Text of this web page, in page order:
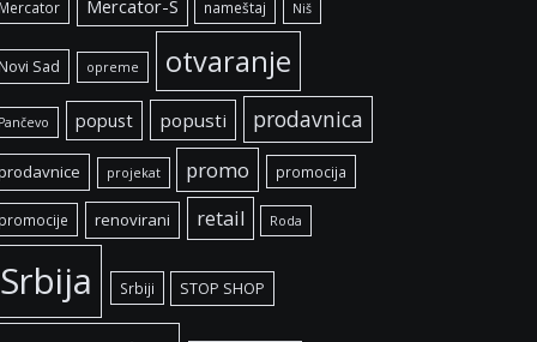
Mercator Mercator-S nameštaj Niš
Novi Sad opreme otvaranje
Pančevo popust popusti prodavnica
projekat promo promocija
promocije renovirani retail Roda
Srbija Srbiji STOP SHOP